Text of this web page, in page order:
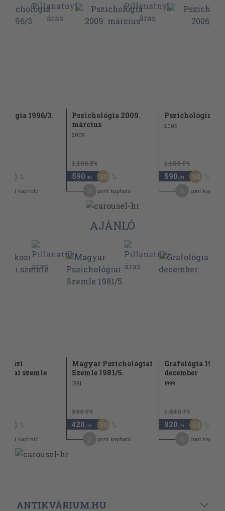
1996/3.
50
pont kapható
Pszichológia 2009.
március
2009
1.180 Ft
590 ,-Ft 50
pont kapható
Pszichológia
2006
1.180 Ft
590 ,-Ft 50
pont kapható
AJÁNLÓ
szemle
50
pont kapható
Magyar Pszichológiai
Szemle 1981/5.
1981
840 Ft
420 ,-Ft 50
pont kapható
Grafológia 1999.
december
1999
1.840 Ft
920 ,-Ft 50
pont kapható
ANTIKVÁRIUM.HU